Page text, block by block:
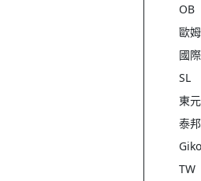
OB
歐
國際
SL
東元
泰邦
TW